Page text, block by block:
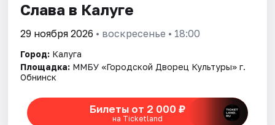
Слава в Калуге
29 ноября 2026 • воскресенье • 18:00
Город: Калуга
Площадка: ММБУ «Городской Дворец Культуры» г.
Обнинск
Билеты от 2 000 ₽
на Ticketland